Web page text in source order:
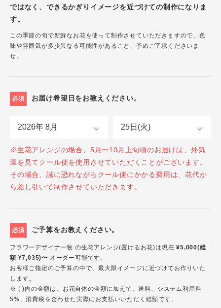
ではなく、できるかぎりイメージを近づけての制作になりま
す。
この季節の旬で新鮮なお花を使って制作させていただきますので、色
味や雰囲気が多少異なる可能性があること、予めご了承くださいま
せ。
必須 お届け希望日をお教えください。
※生花アレンジの場合、5月〜10月上旬頃のお届けは、外気
温を見てクール便を使用させていただくことがございます。
その場合、誠に恐れながらクール便にかかる費用は、花代か
ら差し引いて制作させていただきます。
必須 ご予算をお教えください。
フラワーデザイナー牧 の生花アレンジ(置けるお花)は現在¥5,000(総
額 ¥7,035)〜 オーダー可能です。
お客様ご指定のご予算の中で、最大限イメージに近づけてお作りいた
します。
※ ( )内の金額は、お花自体の金額に加えて、送料、システム利用料
5%、消費税を合わせた実際にお支払いいただく総額です。